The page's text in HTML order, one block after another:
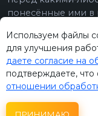
Используем файлы
для улучшения
даете согласие на
подтверждаете, что
отношении